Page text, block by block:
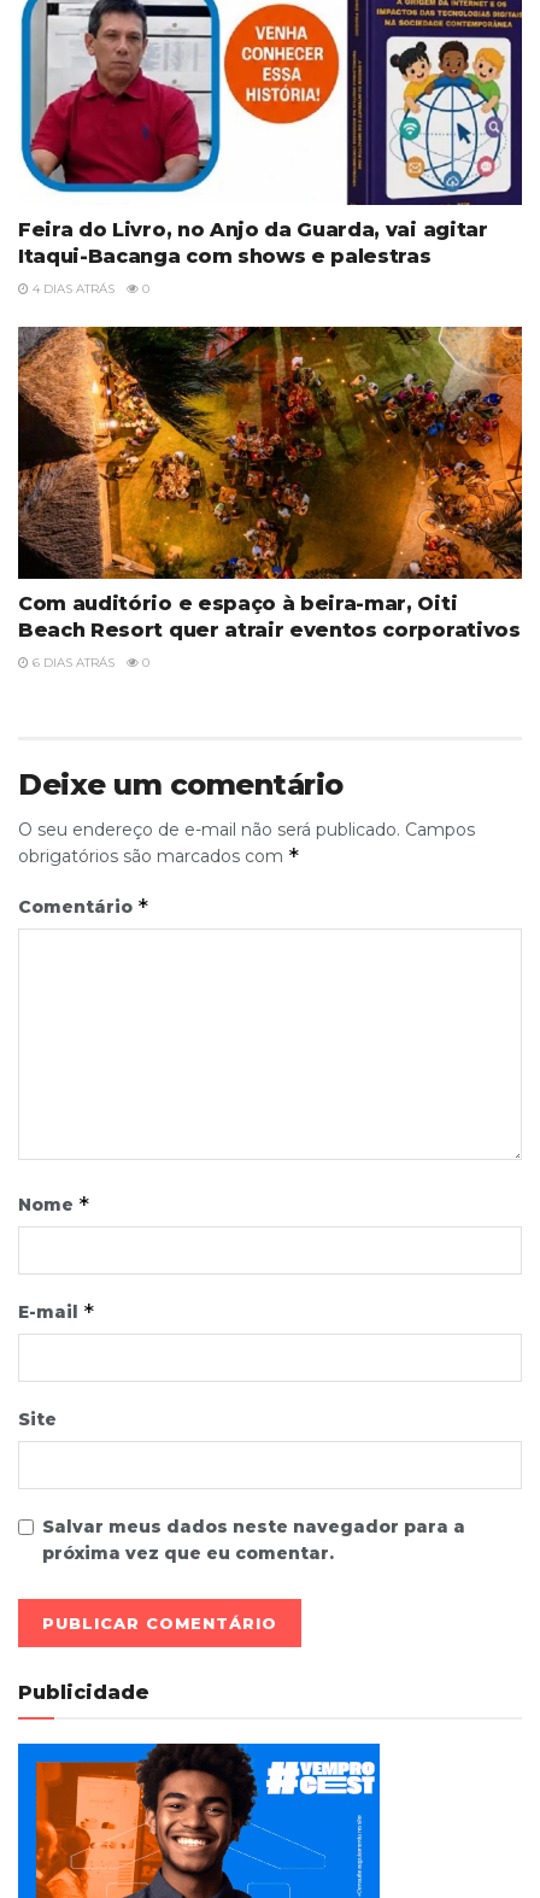
Feira do Livro, no Anjo da Guarda, vai agitar
Itaqui-Bacanga com shows e palestras
4 DIAS ATRÁS 0
Com auditório e espaço à beira-mar, Oiti
Beach Resort quer atrair eventos corporativos
6 DIAS ATRÁS 0
Deixe um comentário
O seu endereço de e-mail não será publicado. Campos
obrigatórios são marcados com *
Comentário *
Nome *
E-mail *
Site
Salvar meus dados neste navegador para a
próxima vez que eu comentar.
Publicidade